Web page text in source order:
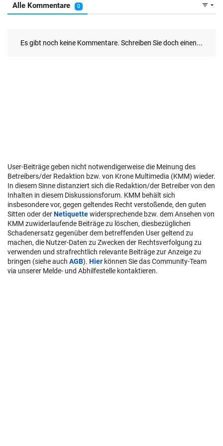
User-Beiträge geben nicht notwendigerweise die Meinung des
Betreibers/der Redaktion bzw. von Krone Multimedia (KMM) wieder.
In diesem Sinne distanziert sich die Redaktion/der Betreiber von den
Inhalten in diesem Diskussionsforum. KMM behält sich
insbesondere vor, gegen geltendes Recht verstoßende, den guten
Sitten oder derNetiquettewidersprechende bzw. dem Ansehen von
KMM zuwiderlaufende Beiträge zu löschen, diesbezüglichen
Schadenersatz gegenüber dem betreffenden User geltend zu
machen, die Nutzer-Daten zu Zwecken der Rechtsverfolgung zu
verwenden und strafrechtlich relevante Beiträge zur Anzeige zu
bringen (siehe auch AGB). Hier können Sie das Community-Team
via unserer Melde- und Abhilfestelle kontaktieren.